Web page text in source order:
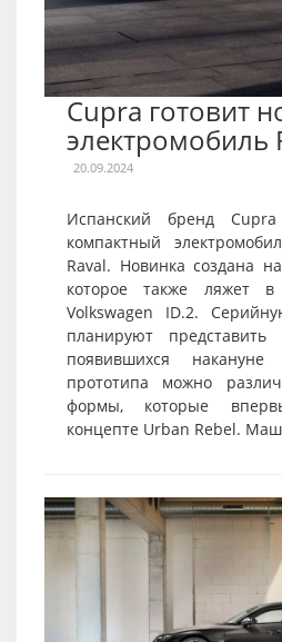
Cupra готовит
электромобиль
20.09.2024
Испанский бренд
компактный
Raval. Новинка создана
которое также ляжет в
Volkswagen ID.2.
планируют
появившихся
прототипа можно
формы, которые
концепте Urban Rebel.